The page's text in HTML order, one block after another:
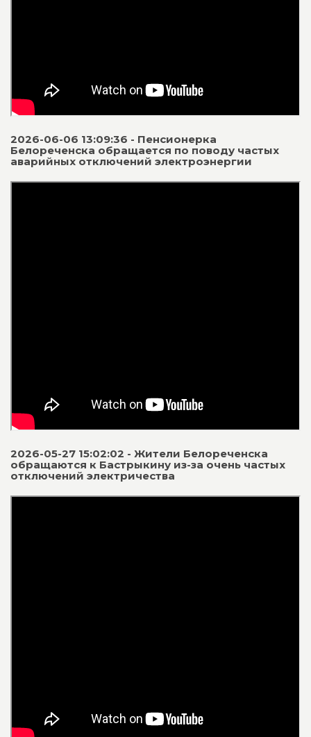
2026-06-06 13:09:36 - Пенсионерка
Белореченска обращается по поводу частых
аварийных отключений электроэнергии
2026-05-27 15:02:02 - Жители Белореченска
обращаются к Бастрыкину из-за очень частых
отключений электричества